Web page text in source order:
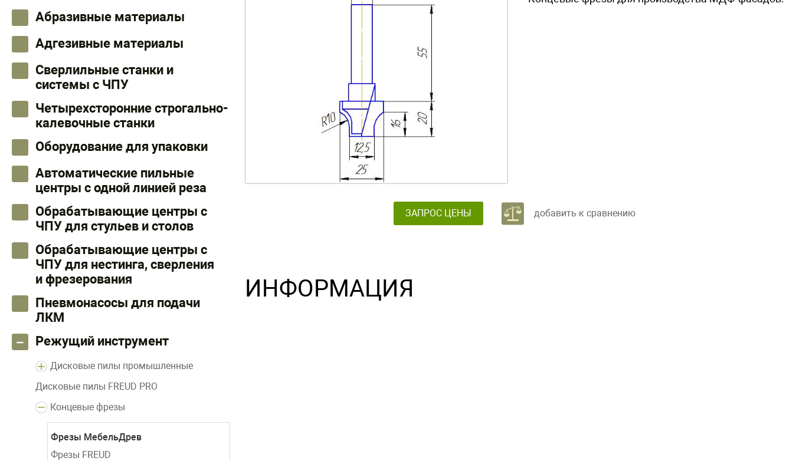
Абразивные материалы
Адгезивные материалы
Сверлильные станки и
системы с ЧПУ
Четырехсторонние строгально-
калевочные станки
Оборудование для упаковки
Автоматические пильные
центры с одной линией реза
Обрабатывающие центры с
ЧПУ для стульев и столов
Обрабатывающие центры с
ЧПУ для нестинга, сверления
и фрезерования
Пневмонасосы для подачи
ЛКМ
Режущий инструмент
Дисковые пилы промышленные
Дисковые пилы FREUD PRO
Концевые фрезы
Фрезы МебельДрев
Фрезы FREUD
добавить к сравнению
ЗАПРОС ЦЕНЫ
ИНФОРМАЦИЯ